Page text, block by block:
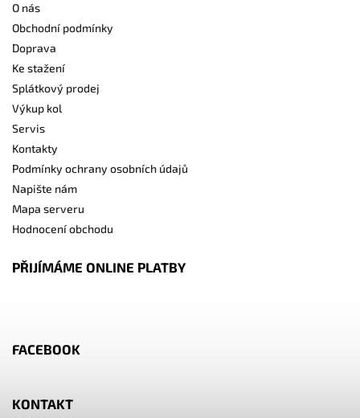
O nás
Obchodní podmínky
Doprava
Ke stažení
Splátkový prodej
Výkup kol
Servis
Kontakty
Podmínky ochrany osobních údajů
Napište nám
Mapa serveru
Hodnocení obchodu
PŘIJÍMÁME ONLINE PLATBY
FACEBOOK
KONTAKT